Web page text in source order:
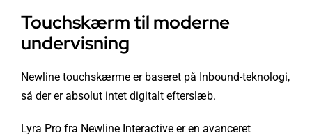
Touchskærm til moderne
undervisning
Newline touchskærme er baseret på Inbound-teknologi,
så der er absolut intet digitalt efterslæb.
Lyra Pro fra Newline Interactive er en avanceret